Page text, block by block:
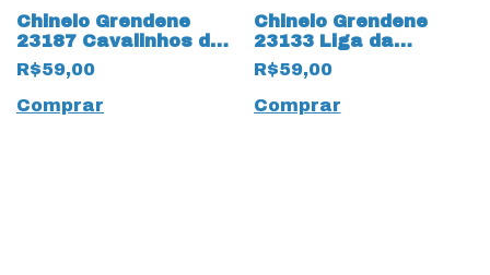
Chinelo Grendene
23187 Cavalinhos do
Fantástico 17517
Gremio Azul
R$59,00
Comprar
Chinelo Grendene
23133 Liga da
Justiça Superman
17512 Azul
R$59,00
Comprar